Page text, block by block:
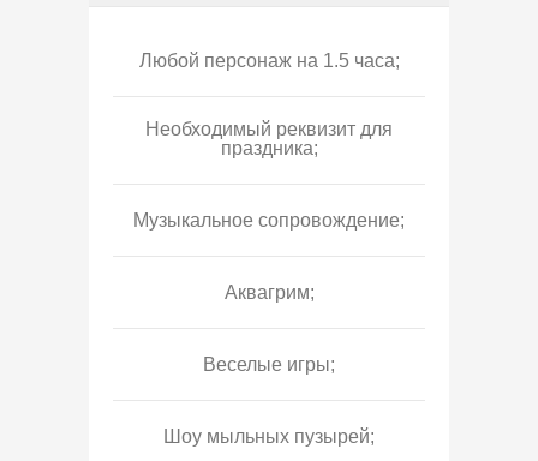
Любой персонаж на 1.5 часа;
Необходимый реквизит для
праздника;
Музыкальное сопровождение;
Аквагрим;
Веселые игры;
Шоу мыльных пузырей;